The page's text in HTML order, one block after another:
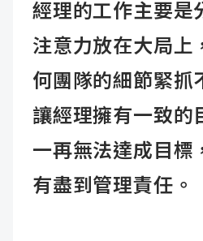
經理的工作主要是
注意力放在大局上
何團隊的細節緊抓
讓經理擁有一致的
一再無法達成目標
有盡到管理責任。